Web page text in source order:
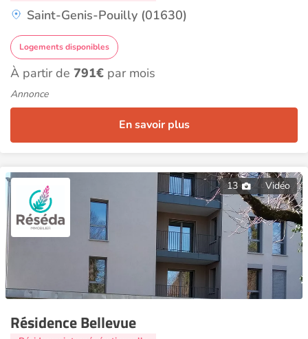
Saint-Genis-Pouilly (01630)
Logements disponibles
À partir de 791€ par mois
Annonce
En savoir plus
13 Vidéo
Résidence Bellevue